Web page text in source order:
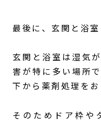
最後に、玄関と浴室
玄関と浴室は湿気
害が特に多い場所
下から薬剤処理を
そのためドア枠や